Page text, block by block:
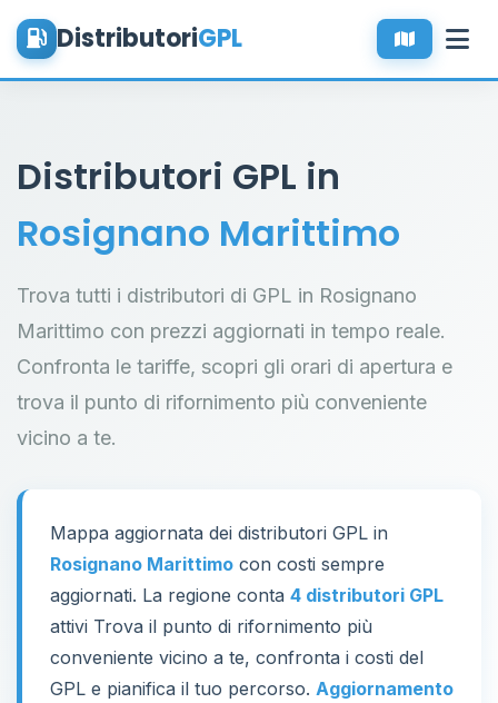
DistributoriGPL
Distributori GPL in
Rosignano Marittimo
Trova tutti i distributori di GPL in Rosignano
Marittimo con prezzi aggiornati in tempo reale.
Confronta le tariffe, scopri gli orari di apertura e
trova il punto di rifornimento più conveniente
vicino a te.
Mappa aggiornata dei distributori GPL in
Rosignano Marittimo con costi sempre
aggiornati. La regione conta 4 distributori GPL
attivi Trova il punto di rifornimento più
conveniente vicino a te, confronta i costi del
GPL e pianifica il tuo percorso. Aggiornamento